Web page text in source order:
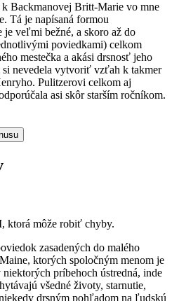
Backmanovej Britt-Marie vo mne
Tá je napísaná formou
veľmi bežné, a skoro až do
poviedkami) celkom
mestečka a akási drsnosť jeho
nevedela vytvoriť vzťah k takmer
Pulitzerovi celkom aj
asi skôr starším ročníkom.
ktorá môže robiť chyby.
zasadených do malého
ktorých spoločným menom je
príbehoch ústredná, inde
všedné životy, starnutie,
drsným pohľadom na ľudskú